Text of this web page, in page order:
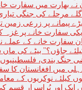
نے بھارت میں سفارت
مرحلے کی جنگی تیاری
سفارت خانے پر غزہ
سفارت خانے کے عملے نے
جاؤں؟” بیٹے کی ماں
میں افغانستان کا
کیلئے نوکریوں کے